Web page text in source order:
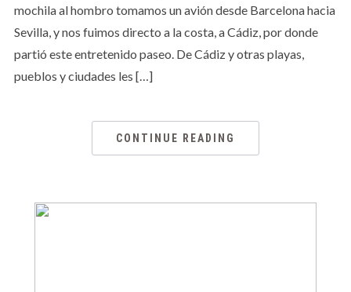
mochila al hombro tomamos un avión desde Barcelona hacia
Sevilla, y nos fuimos directo a la costa, a Cádiz, por donde
partió este entretenido paseo. De Cádiz y otras playas,
pueblos y ciudades les […]
CONTINUE READING